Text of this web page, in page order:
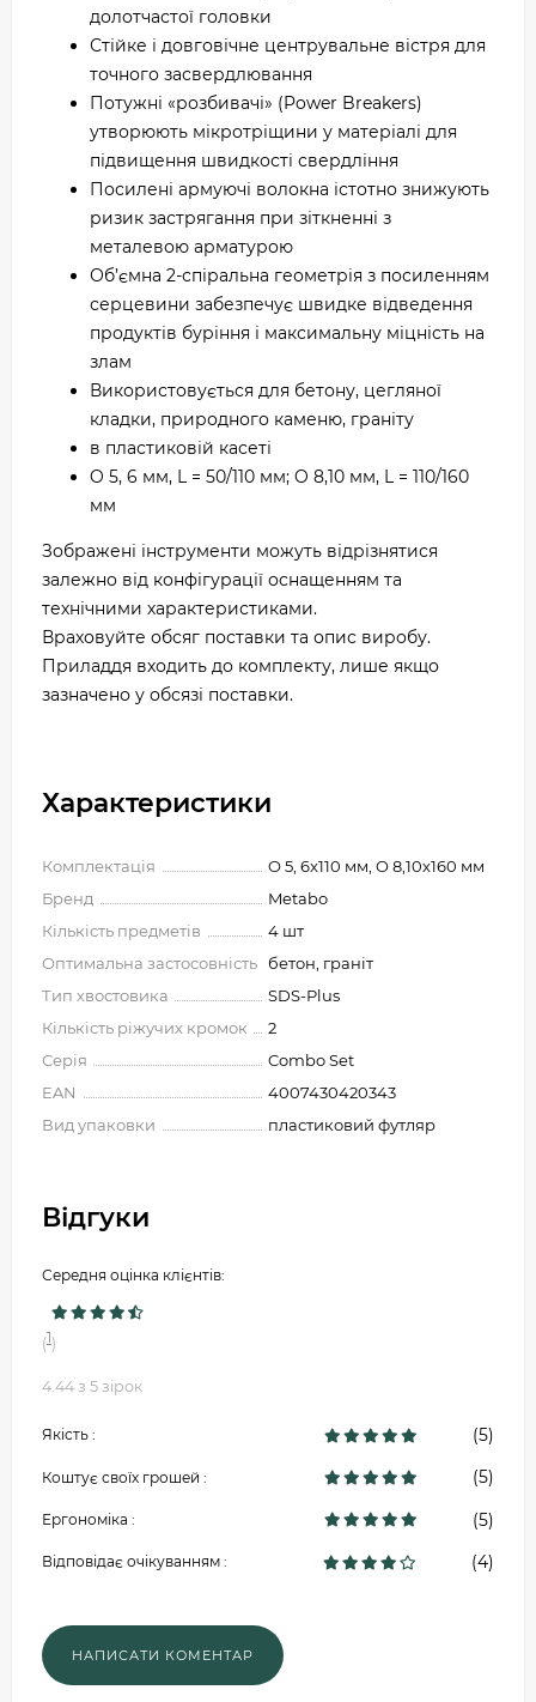
долотчастої головки
Стійке і довговічне центрувальне вістря для
точного засвердлювання
Потужні «розбивачі» (Power Breakers)
утворюють мікротріщини у матеріалі для
підвищення швидкості свердління
Посилені армуючі волокна істотно знижують
ризик застрягання при зіткненні з
металевою арматурою
Об’ємна 2-спіральна геометрія з посиленням
серцевини забезпечує швидке відведення
продуктів буріння і максимальну міцність на
злам
Використовується для бетону, цегляної
кладки, природного каменю, граніту
в пластиковій касеті
O 5, 6 мм, L = 50/110 мм; O 8,10 мм, L = 110/160
мм
Зображені інструменти можуть відрізнятися
залежно від конфігурації оснащенням та
технічними характеристиками.
Враховуйте обсяг поставки та опис виробу.
Приладдя входить до комплекту, лише якщо
зазначено у обсязі поставки.
Характеристики
Комплектація
O 5, 6x110 мм, O 8,10x160 мм
Бренд
Metabo
Кількість предметів
4 шт
Оптимальна застосовність
бетон, граніт
Тип хвостовика
SDS-Plus
Кількість ріжучих кромок
2
Серія
Combo Set
EAN
4007430420343
Вид упаковки
пластиковий футляр
Відгуки
Середня оцінка клієнтів:
(1)
4.44 з 5 зірок
Якість : (5)
Коштує своїх грошей : (5)
Ергономіка : (5)
Відповідає очікуванням : (4)